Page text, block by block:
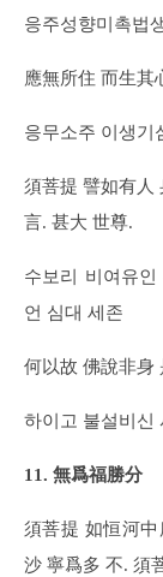
응주성향미촉법
應無所住 而生其
응무소주 이생기
須菩提 譬如有人
言. 甚大 世尊.
수보리 비여유인
언 심대 세존
何以故 佛說非身
하이고 불설비신
11. 無爲福勝分
須菩提 如恒河
沙 寧爲多 不. 須